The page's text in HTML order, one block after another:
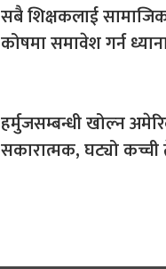
सबै शिक्षकलाई
कोषमा समावेश गर्न
हर्मुजसम्बन्धी खोल्न
सकारात्मक, घट्यो